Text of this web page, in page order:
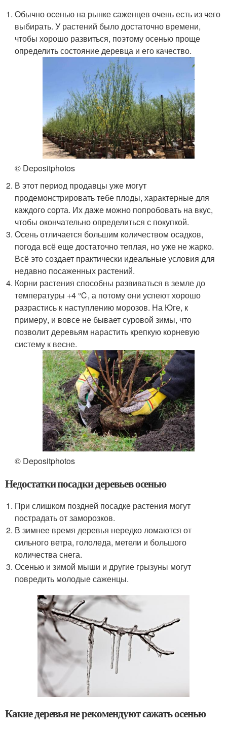
Обычно осенью на рынке саженцев очень есть из чего
выбирать. У растений было достаточно времени,
чтобы хорошо развиться, поэтому осенью проще
определить состояние деревца и его качество.
© Depositphotos
В этот период продавцы уже могут
продемонстрировать тебе плоды, характерные для
каждого сорта. Их даже можно попробовать на вкус,
чтобы окончательно определиться с покупкой.
Осень отличается большим количеством осадков,
погода всё еще достаточно теплая, но уже не жарко.
Всё это создает практически идеальные условия для
недавно посаженных растений.
Корни растения способны развиваться в земле до
температуры +4 ℃, а потому они успеют хорошо
разрастись к наступлению морозов. На Юге, к
примеру, и вовсе не бывает суровой зимы, что
позволит деревьям нарастить крепкую корневую
систему к весне.
© Depositphotos
Недостатки посадки деревьев осенью
При слишком поздней посадке растения могут
пострадать от заморозков.
В зимнее время деревья нередко ломаются от
сильного ветра, гололеда, метели и большого
количества снега.
Осенью и зимой мыши и другие грызуны могут
повредить молодые саженцы.
Какие деревья не рекомендуют сажать осенью